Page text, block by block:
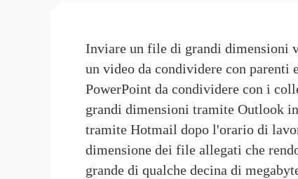
Inviare un file di grandi dimensioni
un video da condividere con
PowerPoint da condividere con i
grandi dimensioni tramite Outlook
tramite Hotmail dopo l'orario di
dimensione dei file allegati che
grande di qualche decina di